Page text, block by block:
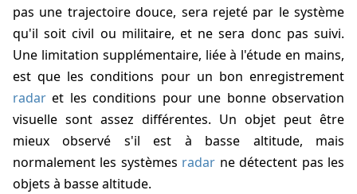
pas une trajectoire douce, sera rejeté par le système
qu'il soit civil ou militaire, et ne sera donc pas suivi.
Une limitation supplémentaire, liée à l'étude en mains,
est que les conditions pour un bon enregistrement
radar et les conditions pour une bonne observation
visuelle sont assez différentes. Un objet peut être
mieux observé s'il est à basse altitude, mais
normalement les systèmes radar ne détectent pas les
objets à basse altitude.